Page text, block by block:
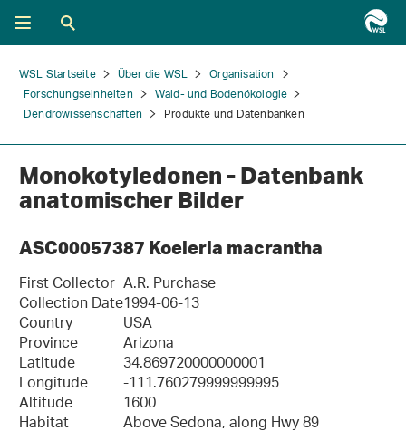
WSL Startseite Über die WSL
Organisation
Forschungseinheiten
Wald- und Bodenökologie
Dendrowissenschaften
Produkte und Datenbanken
Monokotyledonen - Datenbank
anatomischer Bilder
ASC00057387 Koeleria macrantha
First Collector A.R. Purchase
Collection Date1994-06-13
Country USA
Province Arizona
Latitude 34.869720000000001
Longitude -111.760279999999995
Altitude 1600
Habitat Above Sedona, along Hwy 89